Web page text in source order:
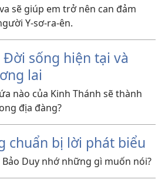
sẽ giúp em trở nên can đảm
Y-sơ-ra-ên.
Đời sống hiện tại và
lai
nào của Kinh Thánh sẽ thành
địa đàng?
chuẩn bị lời phát biểu
Duy nhớ những gì muốn nói?